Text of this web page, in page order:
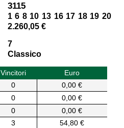
3115
1 6 8 10 13 16 17 18 19 20
2.260,05 €
7
Classico
Vincitori
Euro
0
0,00 €
0
0,00 €
0
0,00 €
3
54,80 €